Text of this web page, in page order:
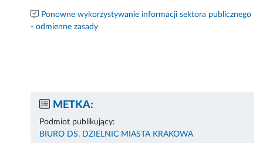
Ponowne wykorzystywanie informacji sektora publicznego
- odmienne zasady
METKA:
Podmiot publikujący:
BIURO DS. DZIELNIC MIASTA KRAKOWA